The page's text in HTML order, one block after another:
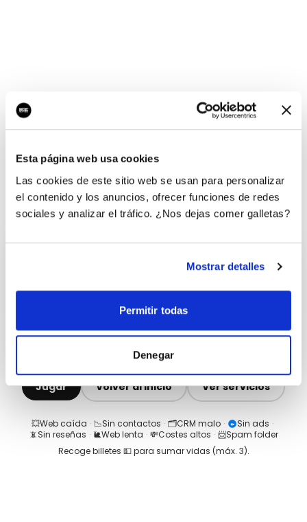
Esta página web usa cookies
Las cookies de este sitio web se usan para personalizar
el contenido y los anuncios, ofrecer funciones de redes
sociales y analizar el tráfico. ¿Nos dejas comer galletas?
Mostrar detalles
Permitir todas
Denegar
¡Ups, no hay nada por
aquí!
¿Quieres jugar al juego del empresario?
Jugar Volver al inicio Ver servicios
💥Web caída · 📉Sin contactos · 🗂️CRM malo · Sin ads ·
📵Sin reseñas · 🐌Web lenta · 💸Costes altos · 📨Spam folder
Recoge billetes 💵 para sumar vidas (máx. 3).